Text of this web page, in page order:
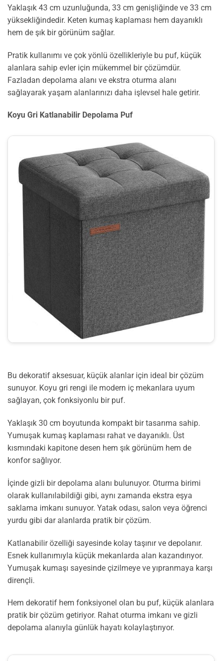
Yaklaşık 43 cm uzunluğunda, 33 cm genişliğinde ve 33 cm
yüksekliğindedir. Keten kumaş kaplaması hem dayanıklı
hem de şık bir görünüm sağlar.
Pratik kullanımı ve çok yönlü özellikleriyle bu puf, küçük
alanlara sahip evler için mükemmel bir çözümdür.
Fazladan depolama alanı ve ekstra oturma alanı
sağlayarak yaşam alanlarınızı daha işlevsel hale getirir.
Koyu Gri Katlanabilir Depolama Puf
Bu dekoratif aksesuar, küçük alanlar için ideal bir çözüm
sunuyor. Koyu gri rengi ile modern iç mekanlara uyum
sağlayan, çok fonksiyonlu bir puf.
Yaklaşık 30 cm boyutunda kompakt bir tasarıma sahip.
Yumuşak kumaş kaplaması rahat ve dayanıklı. Üst
kısmındaki kapitone desen hem şık görünüm hem de
konfor sağlıyor.
İçinde gizli bir depolama alanı bulunuyor. Oturma birimi
olarak kullanılabildiği gibi, aynı zamanda ekstra eşya
saklama imkanı sunuyor. Yatak odası, salon veya öğrenci
yurdu gibi dar alanlarda pratik bir çözüm.
Katlanabilir özelliği sayesinde kolay taşınır ve depolanır.
Esnek kullanımıyla küçük mekanlarda alan kazandırıyor.
Yumuşak kumaşı sayesinde çizilmeye ve yıpranmaya karşı
dirençli.
Hem dekoratif hem fonksiyonel olan bu puf, küçük alanlara
pratik bir çözüm getiriyor. Rahat oturma imkanı ve gizli
depolama alanıyla günlük hayatı kolaylaştırıyor.